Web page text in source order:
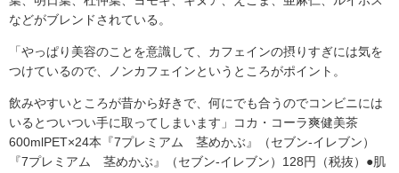
などがブレンドされている。
「やっぱり美容のことを意識して、カフェインの摂りすぎには気を
つけているので、ノンカフェインというところがポイント。
飲みやすいところが昔から好きで、何にでも合うのでコンビニには
いるとついつい手に取ってしまいます」コカ・コーラ爽健美茶
600mlPET×24本『7プレミアム 茎めかぶ』（セブン-イレブン）
『7プレミアム 茎めかぶ』（セブン-イレブン）128円（税抜）●肌